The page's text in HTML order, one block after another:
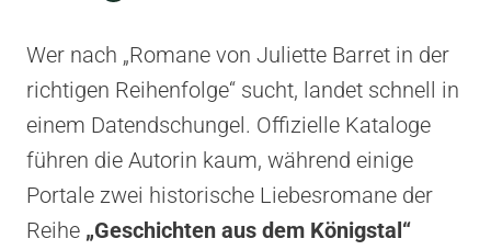
Wer nach „Romane von Juliette Barret in der
richtigen Reihenfolge“ sucht, landet schnell in
einem Datendschungel. Offizielle Kataloge
führen die Autorin kaum, während einige
Portale zwei historische Liebesromane der
Reihe „Geschichten aus dem Königstal“